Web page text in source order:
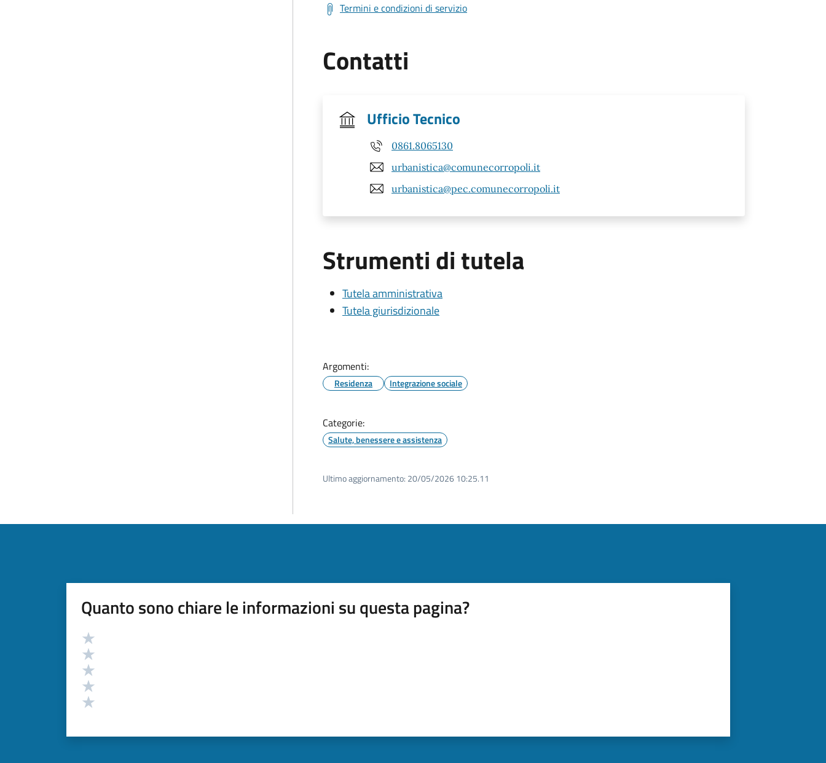
Termini e condizioni di servizio
Contatti
Ufficio Tecnico
0861.8065130
urbanistica@comunecorropoli.it
urbanistica@pec.comunecorropoli.it
Strumenti di tutela
Tutela amministrativa
Tutela giurisdizionale
Argomenti:
Residenza Integrazione sociale
Categorie:
Salute, benessere e assistenza
Ultimo aggiornamento: 20/05/2026 10:25.11
Quanto sono chiare le informazioni su questa pagina?
Valutazione